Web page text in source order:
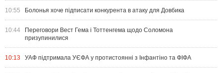
10:55 Болонья хоче підписати конкурента в атаку для Довбика
10:44
Переговори Вест Гема і Тоттенгема щодо Соломона
призупинилися
10:13 УАФ підтримала УЄФА у протистоянні з Інфантіно та ФІФА